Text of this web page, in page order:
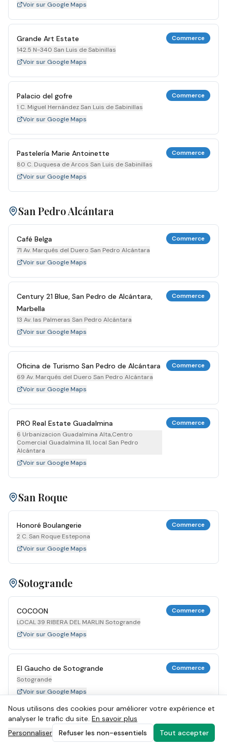
Voir sur Google Maps
Grande Art Estate
142.5 N-340 San Luis de Sabinillas
Commerce
Voir sur Google Maps
Palacio del gofre
1 C. Miguel Hernández San Luis de Sabinillas
Commerce
Voir sur Google Maps
Pastelería Marie Antoinette
80 C. Duquesa de Arcos San Luis de Sabinillas
Commerce
Voir sur Google Maps
San Pedro Alcántara
Café Belga
71 Av. Marqués del Duero San Pedro Alcántara
Commerce
Voir sur Google Maps
Century 21 Blue, San Pedro de Alcántara,
Marbella
13 Av. las Palmeras San Pedro Alcántara
Commerce
Voir sur Google Maps
Oficina de Turismo San Pedro de Alcántara
69 Av. Marqués del Duero San Pedro Alcántara
Commerce
Voir sur Google Maps
PRO Real Estate Guadalmina
6 Urbanizacion Guadalmina Alta,Centro
Comercial Guadalmina III, local San Pedro
Alcántara
Commerce
Voir sur Google Maps
San Roque
Honoré Boulangerie
2 C. San Roque Estepona
Commerce
Voir sur Google Maps
Sotogrande
COCOON
LOCAL 39 RIBERA DEL MARLIN Sotogrande
Commerce
Voir sur Google Maps
El Gaucho de Sotogrande
Sotogrande
Commerce
Voir sur Google Maps
MYTILUS GRILL
34 RIBERA DEL MARLIN Sotogrande
Commerce
Nous utilisons des cookies pour améliorer votre expérience et
analyser le trafic du site. En savoir plus
Personnaliser
Refuser les non-essentiels Tout accepter